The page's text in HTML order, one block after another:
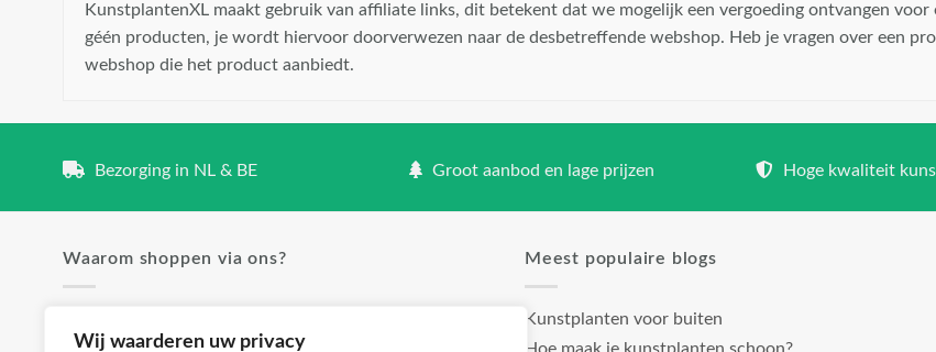
Wij waarderen uw privacy
KunstplantenXL maakt gebruik van affiliate links, dit betekent dat we mogelijk een vergoeding ontvangen
géén producten, je wordt hiervoor doorverwezen naar de desbetreffende webshop. Heb je vragen over een
webshop die het product aanbiedt.
Bezorging in NL & BE Groot aanbod en lage prijzen Hoge kwaliteit
Waarom shoppen via ons?
✓ Klanttevredenheid staat voorop
Meest populaire blogs
Kunstplanten voor buiten
Hoe maak je kunstplanten schoon?